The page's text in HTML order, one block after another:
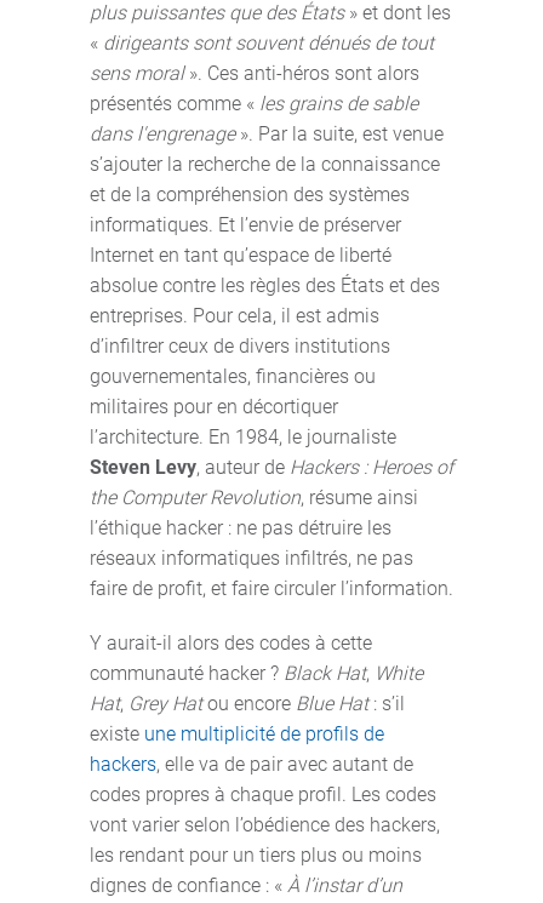
plus puissantes que des États» et dont les
« dirigeants sont souvent dénués de tout
sens moral». Ces anti-héros sont alors
présentés comme « les grains de sable
dans l'engrenage». Par la suite, est venue
s’ajouter la recherche de la connaissance
et de la compréhension des systèmes
informatiques. Et l’envie de préserver
Internet en tant qu’espace de liberté
absolue contre les règles des États et des
entreprises. Pour cela, il est admis
d’infiltrer ceux de divers institutions
gouvernementales, financières ou
militaires pour en décortiquer
l’architecture. En 1984, le journaliste
Steven Levy, auteur de Hackers : Heroes of
the Computer Revolution, résume ainsi
l’éthique hacker : ne pas détruire les
réseaux informatiques infiltrés, ne pas
faire de profit, et faire circuler l’information.
Y aurait-il alors des codes à cette
communauté hacker ? Black Hat, White
Hat, Grey Hatou encore Blue Hat: s’il
existe une multiplicité de profils de
hackers, elle va de pair avec autant de
codes propres à chaque profil. Les codes
vont varier selon l’obédience des hackers,
les rendant pour un tiers plus ou moins
dignes de confiance : « À l’instar d’un